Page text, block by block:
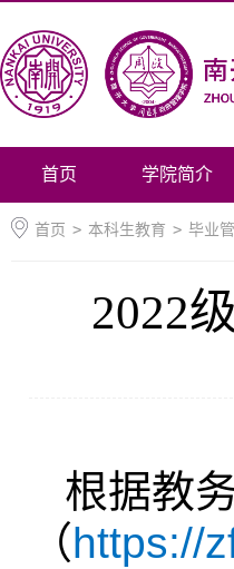
首页 学院简介
首页 > 本科生教育 > 毕业
2022
根据教
（https://